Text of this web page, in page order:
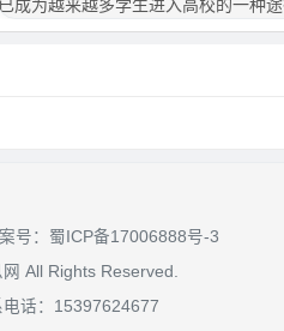
已成为越来越多学生进入高校的一种
号： 蜀ICP备17006888号-3
All Rights Reserved.
话：15397624677